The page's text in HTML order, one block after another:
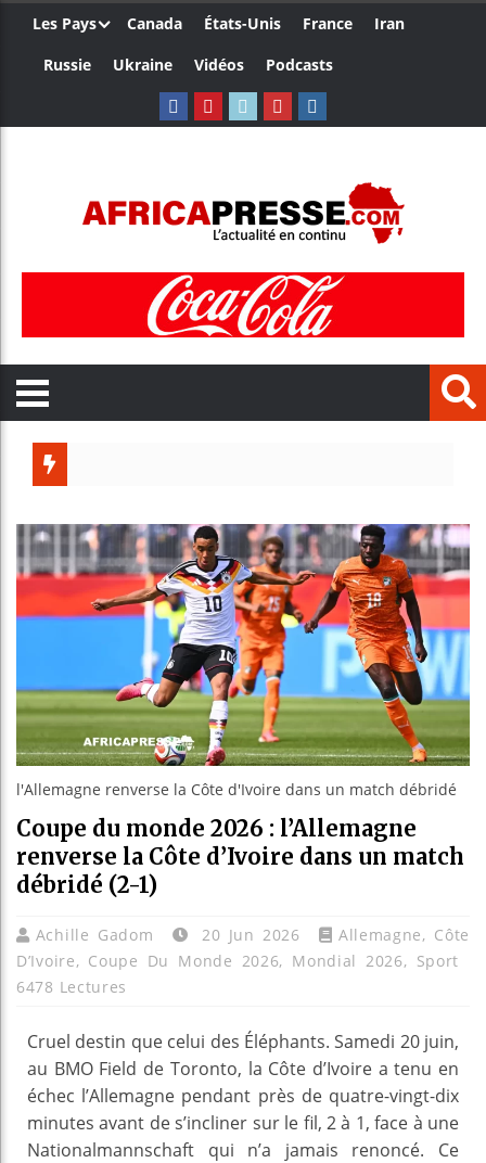
Les Pays Canada États-Unis France
Iran
Russie
Ukraine Vidéos Podcasts
Côte
Tunisie : la
Ceuta :
l'Allemagne renverse la Côte d'Ivoire dans un match débridé
Coupe du monde 2026 : l’Allemagne
renverse la Côte d’Ivoire dans un match
débridé (2-1)
Achille Gadom 20 Jun 2026 Allemagne, Côte
D’Ivoire, Coupe Du Monde 2026, Mondial 2026, Sport
6478 Lectures
Cruel destin que celui des Éléphants. Samedi 20 juin,
au BMO Field de Toronto, la Côte d’Ivoire a tenu en
échec l’Allemagne pendant près de quatre-vingt-dix
minutes avant de s’incliner sur le fil, 2 à 1, face à une
Nationalmannschaft qui n’a jamais renoncé. Ce